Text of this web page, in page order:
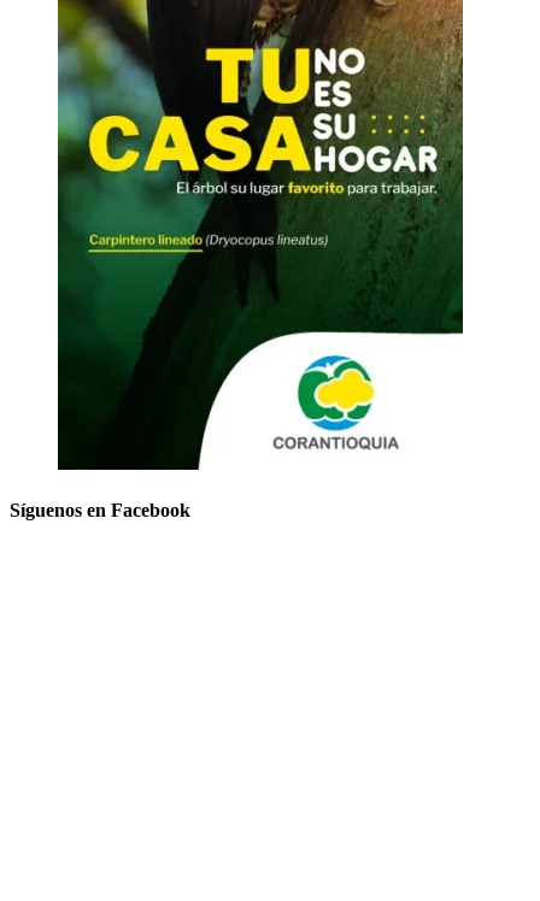
Síguenos en Facebook